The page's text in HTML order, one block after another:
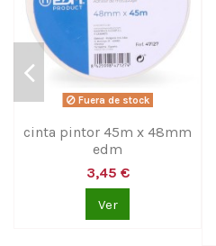
Fuera de stock
cinta pintor 45m x 48mm
edm
3,45 €
Ver